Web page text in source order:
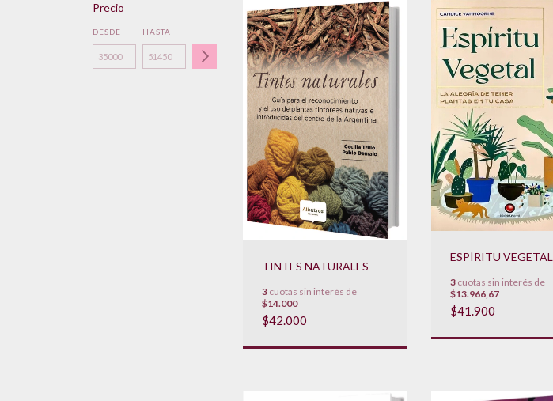
Precio
DESDE HASTA
TINTES NATURALES
3 cuotas sin interés de
$14.000
$42.000
ESPÍRITU VEGETAL
3cuotas sin interés de
$13.966,67
$41.900